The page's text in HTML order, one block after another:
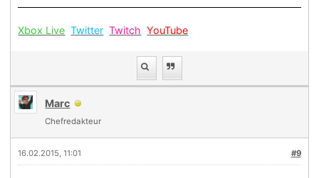
Xbox Live Twitter Twitch YouTube
Marc
Chefredakteur
#9
16.02.2015, 11:01